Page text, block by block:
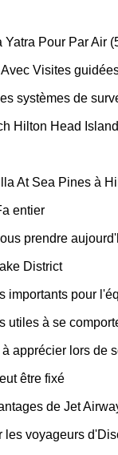
Yatra Pour Par Air
Visites
systèmes de
Hilton Head
At Sea Pines à
entier
prendre
District
importants pour
utiles à se
apprécier lors de
être fixé
de Jet
les voyageurs